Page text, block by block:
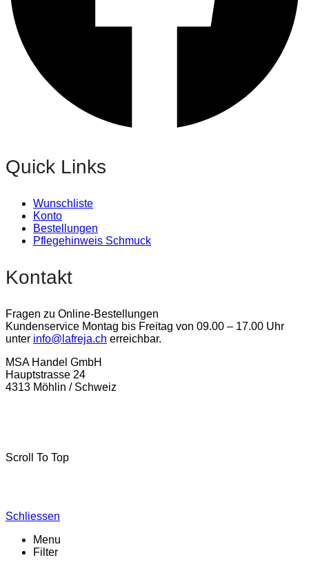
Quick Links
Wunschliste
Konto
Bestellungen
Pflegehinweis Schmuck
Kontakt
Fragen zu Online-Bestellungen
Kundenservice Montag bis Freitag von 09.00 – 17.00 Uhr
unter info@lafreja.ch erreichbar.
MSA Handel GmbH
Hauptstrasse 24
4313 Möhlin / Schweiz
Scroll To Top
Schliessen
Menu
Filter